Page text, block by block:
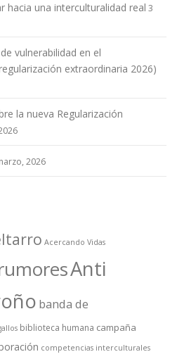
hacia una interculturalidad real 3
vulnerabilidad en el
extraordinaria 2026)
la nueva Regularización
2026
Acercando Vidas
Anti
banda de
biblioteca humana campaña
competencias interculturales